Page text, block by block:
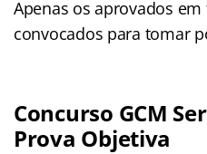
Apenas os aprovados
convocados para tomar
Concurso GCM
Prova Objetiva